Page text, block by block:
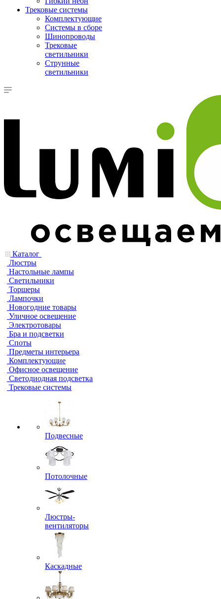
Трековые системы
Комплектующие
Системы в сборе
Шинопроводы
Трековые
светильники
Струнные
светильники
Каталог
Люстры
Настольные лампы
Светильники
Торшеры
Лампочки
Новогодние товары
Уличное освещение
Электротовары
Бра и подсветки
Споты
Предметы интерьера
Комплектующие
Офисное освещение
Светодиодная подсветка
Трековые системы
Подвесные
Потолочные
Люстры-
вентиляторы
Каскадные